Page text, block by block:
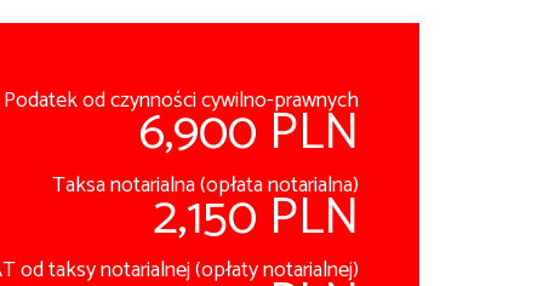
Podatek od czynności cywilno-prawnych
6,900 PLN
Taksa notarialna (opłata notarialna)
2,150 PLN
od taksy notarialnej (opłaty notarialnej)